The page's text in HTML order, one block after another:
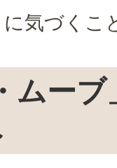
気づくこ
ムー